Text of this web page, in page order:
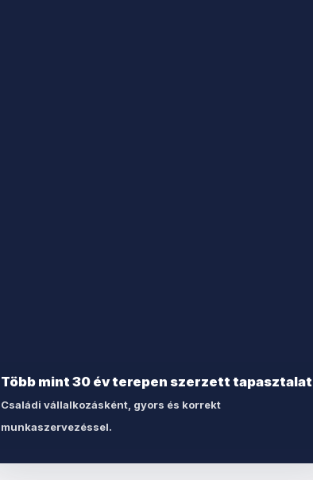
Több mint 30 év terepen szerzett tapasztalat
Családi vállalkozásként, gyors és korrekt
munkaszervezéssel.